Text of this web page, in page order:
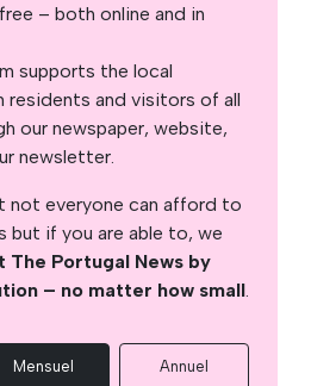
– both online and in
supports the local
residents and visitors of all
our newspaper, website,
newsletter.
not everyone can afford to
but if you are able to, we
The Portugal News by
– no matter how small.
Mensuel Annuel